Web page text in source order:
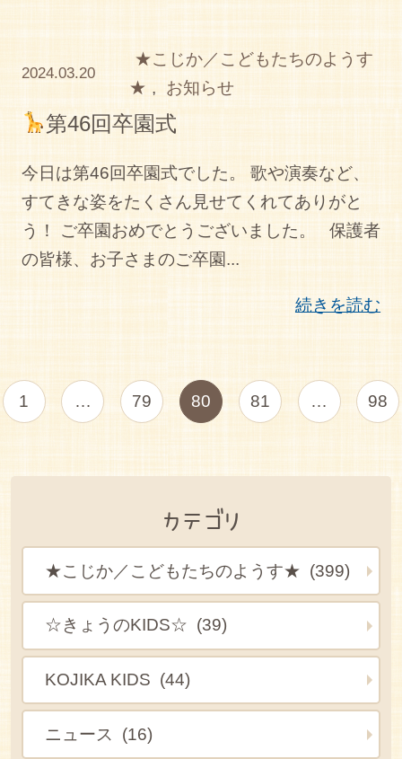
2024.03.20
★こじか／こどもたちのようす
★ , お知らせ
第46回卒園式
今日は第46回卒園式でした。 歌や演奏など、
すてきな姿をたくさん見せてくれてありがと
う！ ご卒園おめでとうございました。 保護者
の皆様、お子さまのご卒園...
続きを読む
1 … 79 80 81 … 98
カテゴリ
★こじか／こどもたちのようす★ (399)
☆きょうのKIDS☆ (39)
KOJIKA KIDS (44)
ニュース (16)